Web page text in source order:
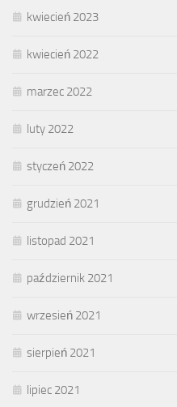
kwiecień 2023
kwiecień 2022
marzec 2022
luty 2022
styczeń 2022
grudzień 2021
listopad 2021
październik 2021
wrzesień 2021
sierpień 2021
lipiec 2021